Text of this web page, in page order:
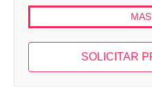
SOLICITAR